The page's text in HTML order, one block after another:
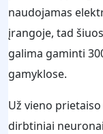
naudojamas
įrangoje, tad
galima gaminti
gamyklose.
Už vieno
dirbtiniai